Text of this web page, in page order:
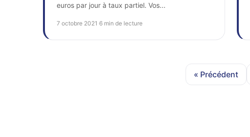
euros par jour à taux partiel. Vos...
7 octobre 2021 6 min de lecture
« Précédent